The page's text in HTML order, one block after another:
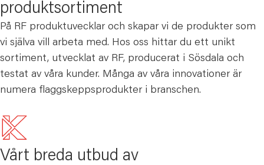
produktsortiment
På RF produktuvecklar och skapar vi de produkter som
vi själva vill arbeta med. Hos oss hittar du ett unikt
sortiment, utvecklat av RF, producerat i Sösdala och
testat av våra kunder. Många av våra innovationer är
numera flaggskeppsprodukter i branschen.
Vårt breda utbud av